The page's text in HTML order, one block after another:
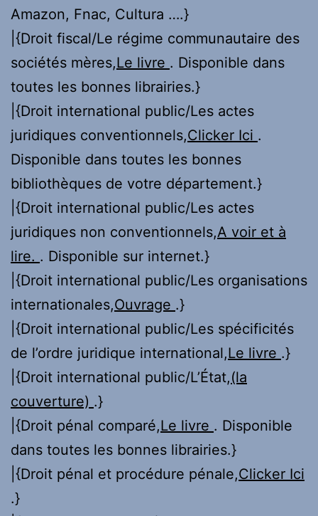
Amazon, Fnac, Cultura ….}
|{Droit fiscal/Le régime communautaire des
sociétés mères,Le livre . Disponible dans
toutes les bonnes librairies.}
|{Droit international public/Les actes
juridiques conventionnels,Clicker Ici .
Disponible dans toutes les bonnes
bibliothèques de votre département.}
|{Droit international public/Les actes
juridiques non conventionnels,A voir et à
lire. . Disponible sur internet.}
|{Droit international public/Les organisations
internationales,Ouvrage .}
|{Droit international public/Les spécificités
de l’ordre juridique international,Le livre .}
|{Droit international public/L’État,(la
couverture) .}
|{Droit pénal comparé,Le livre . Disponible
dans toutes les bonnes librairies.}
|{Droit pénal et procédure pénale,Clicker Ici
.}